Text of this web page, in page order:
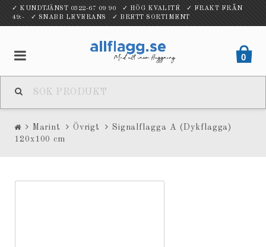
✓ KUNDTJÄNST 0322-67 09 90 ✓ HÖG KVALITÉ ✓ FRAKT FRÅN
49:- ✓ SNABB LEVERANS ✓ BRETT SORTIMENT
0
Marint Övrigt
Signalflagga A (Dykflagga)
120x100 cm